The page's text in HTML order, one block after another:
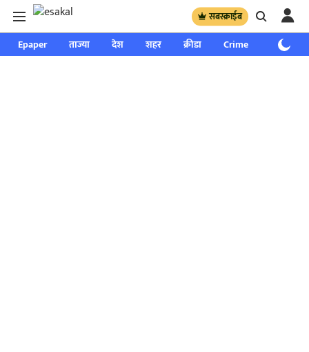
सबस्क्राईब
Epaper ताज्या देश शहर क्रीडा Crime साप्ताहिक